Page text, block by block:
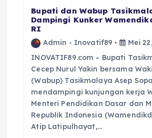
Bupati dan Wabup
Dampingi Kunker
RI
Admin - Inovatif89
Mei
INOVATIF89.com – Bupati
Cecep Nurul Yakin bersama
(Wabup) Tasikmalaya Asep
mendampingi kunjungan kerja
Menteri Pendidikan Dasar dan
Republik Indonesia
Atip Latipulhayat,…